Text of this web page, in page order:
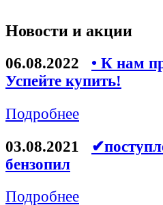
Конденсаторы
Якоря, статоры
Аккумуляторы, зарядные
Ремни для
Новости и акции
06.08.2022
• К нам
Успейте купить!
Подробнее
03.08.2021
бензопил
Подробнее